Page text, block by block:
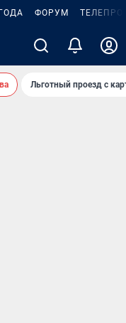
ФОРУМ
Льготный проезд с